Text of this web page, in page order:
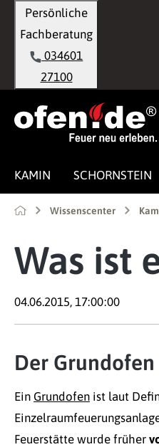
Zur
Persönliche
Fachberatung
034601
27100
KAMIN SCHORNSTEIN
Wissenscenter
Was ist
04.06.2015, 17:00:00
Der
Ein Grundofen ist laut
Feuerstätte wurde früher